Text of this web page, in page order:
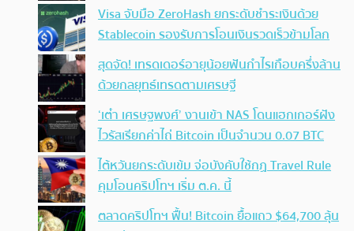
Visa จับมือ ZeroHash ยกระดับชำระเงินด้วย
Stablecoin รองรับการโอนเงินรวดเร็วข้ามโลก
สุดจัด! เทรดเดอร์อายุน้อยฟันกำไรเกือบครึ่งล้าน
ด้วยกลยุทธ์เทรดตามเศรษฐี
‘เต๋า เศรษฐพงศ์’ งานเข้า NAS โดนแฮกเกอร์ฝัง
ไวรัสเรียกค่าไถ่ Bitcoin เป็นจำนวน 0.07 BTC
ไต้หวันยกระดับเข้ม จ่อบังคับใช้กฏ Travel Rule
คุมโอนคริปโทฯ เริ่ม ต.ค. นี้
ตลาดคริปโทฯ ฟื้น! Bitcoin ยื้อแถว $64,700 ลุ้น